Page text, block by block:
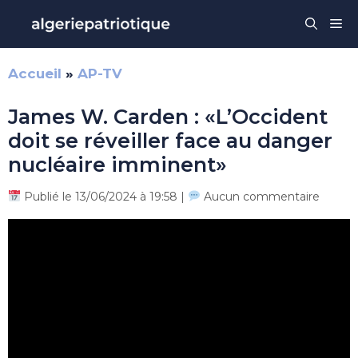
contenu
Accueil » AP-TV
James W. Carden : «L’Occident
doit se réveiller face au danger
nucléaire imminent»
Publié le 13/06/2024 à 19:58 | Aucun commentaire